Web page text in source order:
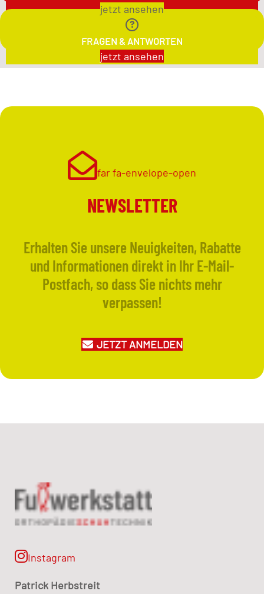
jetzt ansehen
FRAGEN & ANTWORTEN
jetzt ansehen
far fa-envelope-open
NEWSLETTER
Erhalten Sie unsere Neuigkeiten, Rabatte
und Informationen direkt in Ihr E-Mail-
Postfach, so dass Sie nichts mehr
verpassen!
JETZT ANMELDEN
Instagram
Patrick Herbstreit